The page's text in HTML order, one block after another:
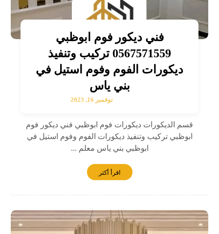
فني ديكور فوم ابوظبي
0567571559 تركيب وتنفيذ
ديكورات الفوم وفوم استيل في
بني ياس
نوفمبر 16, 2023
قسم الديكورات ديكورات فوم ابوظبي فني ديكور فوم
ابوظبي تركيب وتنفيذ ديكورات الفوم وفوم استيل في
ابوظبي بني ياس معلم ...
اقرأ أكثر